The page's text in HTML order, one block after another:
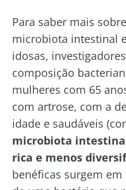
Para saber mais
microbiota intestinal
idosas,
composição
mulheres com 65
com artrose, com a
idade e saudáveis
microbiota
rica e menos
benéficas surgem